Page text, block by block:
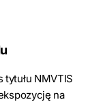
tytułu NMVTIS
na